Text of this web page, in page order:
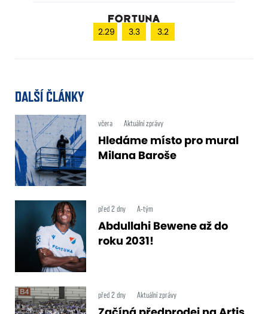
2.29 3.3 3.2
DALŠÍ ČLÁNKY
včera Aktuální zprávy
Hledáme místo pro mural
Milana Baroše
před 2 dny A-tým
Abdullahi Bewene až do
roku 2031!
před 2 dny Aktuální zprávy